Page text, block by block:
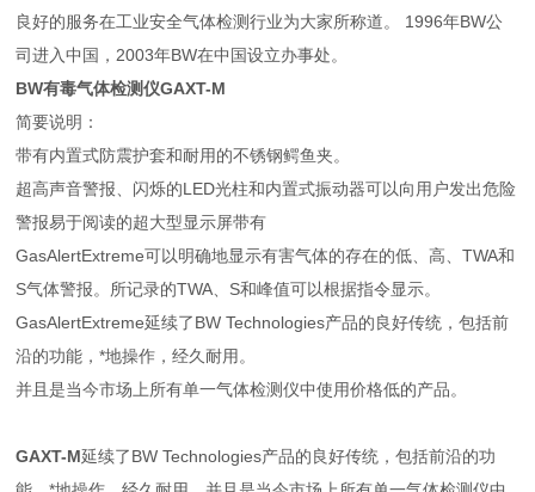
良好的服务在工业安全气体检测行业为大家所称道。 1996年BW公
司进入中国，2003年BW在中国设立办事处。
BW有毒气体检测仪GAXT-M
简要说明：
带有内置式防震护套和耐用的不锈钢鳄鱼夹。
超高声音警报、闪烁的LED光柱和内置式振动器可以向用户发出危险
警报易于阅读的超大型显示屏带有
GasAlertExtreme可以明确地显示有害气体的存在的低、高、TWA和
S气体警报。所记录的TWA、S和峰值可以根据指令显示。
GasAlertExtreme延续了BW Technologies产品的良好传统，包括前
沿的功能，*地操作，经久耐用。
并且是当今市场上所有单一气体检测仪中使用价格低的产品。
GAXT-M延续了BW Technologies产品的良好传统，包括前沿的功